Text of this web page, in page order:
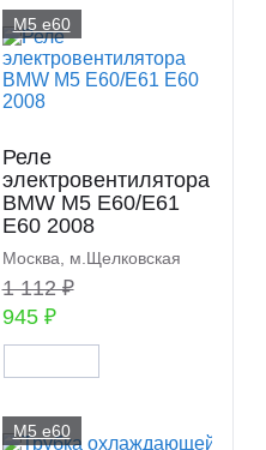
M5 e60
Реле
электровентилятора
BMW M5 E60/E61
E60 2008
Москва, м.Щелковская
1 112 ₽
945 ₽
M5 e60